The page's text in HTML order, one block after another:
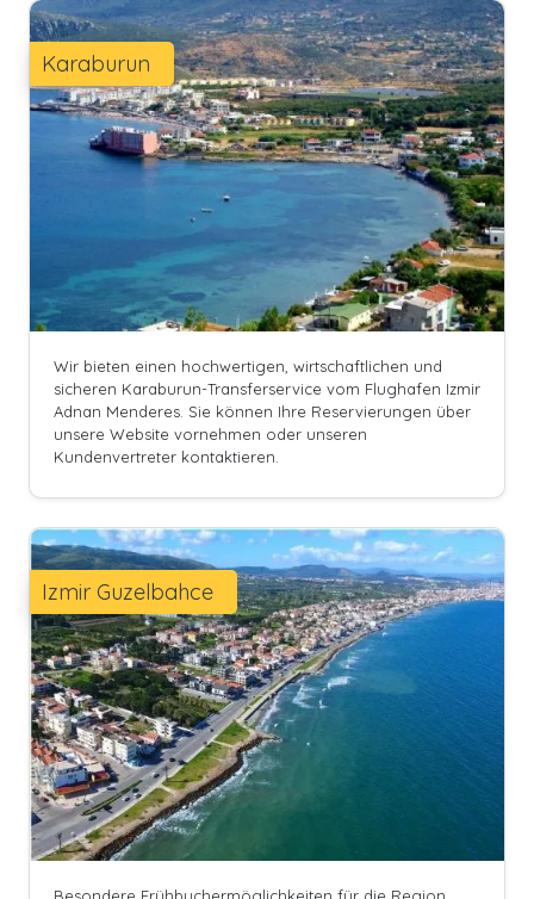
Wir bieten einen hochwertigen, wirtschaftlichen und
sicheren Karaburun-Transferservice vom Flughafen Izmir
Adnan Menderes. Sie können Ihre Reservierungen über
unsere Website vornehmen oder unseren
Kundenvertreter kontaktieren.
Karaburun
Izmir Guzelbahce